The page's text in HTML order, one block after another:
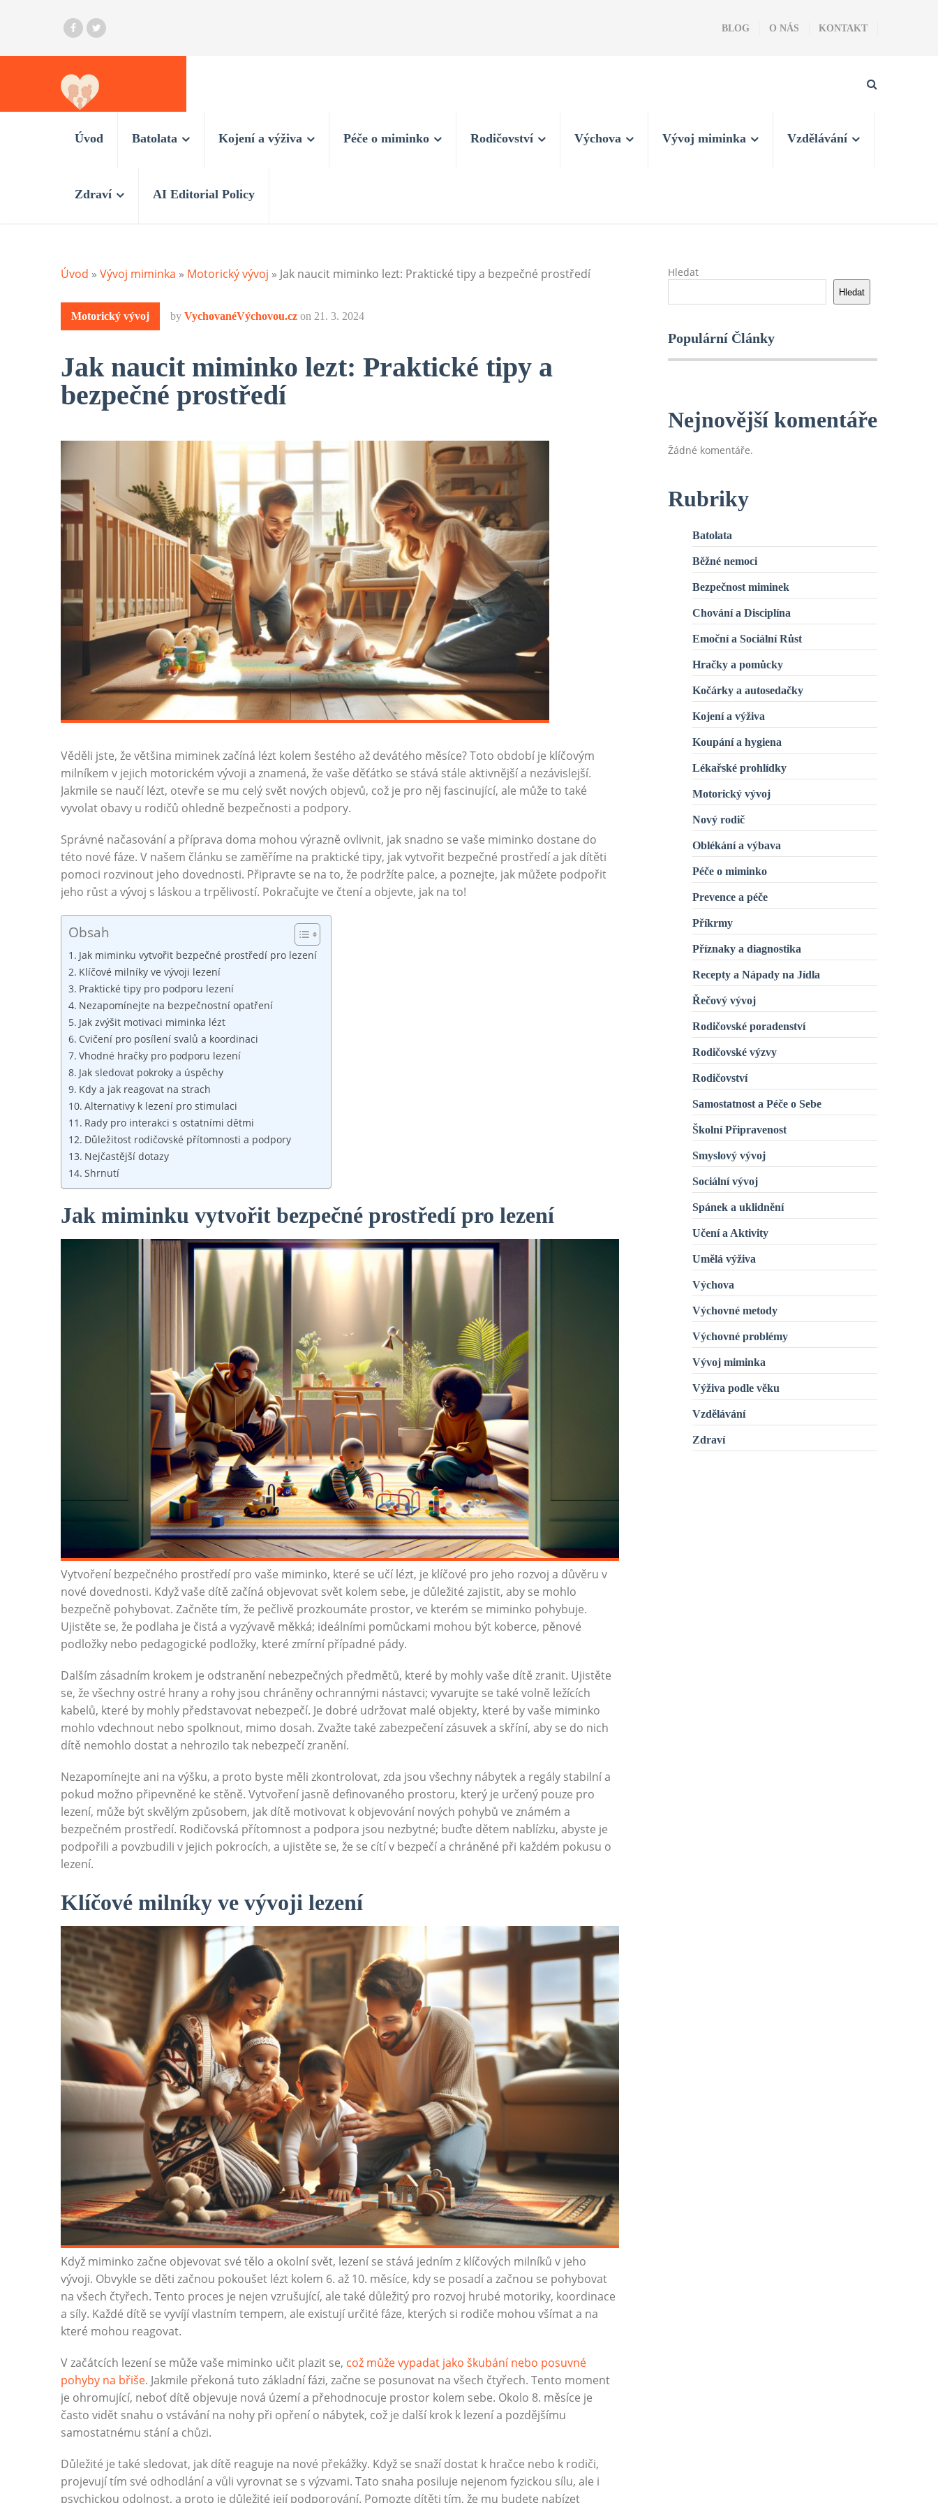
BLOG O NÁS KONTAKT
Úvod Batolata Kojení a výživa Péče o miminko Rodičovství Výchova Vývoj miminka Vzdělávání
Zdraví AI Editorial Policy
Úvod » Vývoj miminka » Motorický vývoj » Jak naucit miminko lezt: Praktické tipy a bezpečné prostředí
Motorický vývoj by VychovanéVýchovou.cz on 21. 3. 2024
Jak naucit miminko lezt: Praktické tipy a
bezpečné prostředí
Věděli jste, že většina miminek začíná lézt kolem šestého až devátého měsíce? Toto období je klíčovým
milníkem v jejich motorickém vývoji a znamená, že vaše děťátko se stává stále aktivnější a nezávislejší.
Jakmile se naučí lézt, otevře se mu celý svět nových objevů, což je pro něj fascinující, ale může to také
vyvolat obavy u rodičů ohledně bezpečnosti a podpory.
Správné načasování a příprava doma mohou výrazně ovlivnit, jak snadno se vaše miminko dostane do
této nové fáze. V našem článku se zaměříme na praktické tipy, jak vytvořit bezpečné prostředí a jak dítěti
pomoci rozvinout jeho dovednosti. Připravte se na to, že podržíte palce, a poznejte, jak můžete podpořit
jeho růst a vývoj s láskou a trpělivostí. Pokračujte ve čtení a objevte, jak na to!
Obsah
Jak miminku vytvořit bezpečné prostředí pro lezení
Klíčové milníky ve vývoji lezení
Praktické tipy pro podporu lezení
Nezapomínejte na bezpečnostní opatření
Jak zvýšit motivaci miminka lézt
Cvičení pro posílení svalů a koordinaci
Vhodné hračky pro podporu lezení
Jak sledovat pokroky a úspěchy
Kdy a jak reagovat na strach
Alternativy k lezení pro stimulaci
Rady pro interakci s ostatními dětmi
Důležitost rodičovské přítomnosti a podpory
Nejčastější dotazy
Shrnutí
Jak miminku vytvořit bezpečné prostředí pro lezení
Vytvoření bezpečného prostředí pro vaše miminko, které se učí lézt, je klíčové pro jeho rozvoj a důvěru v
nové dovednosti. Když vaše dítě začíná objevovat svět kolem sebe, je důležité zajistit, aby se mohlo
bezpečně pohybovat. Začněte tím, že pečlivě prozkoumáte prostor, ve kterém se miminko pohybuje.
Ujistěte se, že podlaha je čistá a vyzývavě měkká; ideálními pomůckami mohou být koberce, pěnové
podložky nebo pedagogické podložky, které zmírní případné pády.
Dalším zásadním krokem je odstranění nebezpečných předmětů, které by mohly vaše dítě zranit. Ujistěte
se, že všechny ostré hrany a rohy jsou chráněny ochrannými nástavci; vyvarujte se také volně ležících
kabelů, které by mohly představovat nebezpečí. Je dobré udržovat malé objekty, které by vaše miminko
mohlo vdechnout nebo spolknout, mimo dosah. Zvažte také zabezpečení zásuvek a skříní, aby se do nich
dítě nemohlo dostat a nehrozilo tak nebezpečí zranění.
Nezapomínejte ani na výšku, a proto byste měli zkontrolovat, zda jsou všechny nábytek a regály stabilní a
pokud možno připevněné ke stěně. Vytvoření jasně definovaného prostoru, který je určený pouze pro
lezení, může být skvělým způsobem, jak dítě motivovat k objevování nových pohybů ve známém a
bezpečném prostředí. Rodičovská přítomnost a podpora jsou nezbytné; buďte dětem nablízku, abyste je
podpořili a povzbudili v jejich pokrocích, a ujistěte se, že se cítí v bezpečí a chráněné při každém pokusu o
lezení.
Klíčové milníky ve vývoji lezení
Když miminko začne objevovat své tělo a okolní svět, lezení se stává jedním z klíčových milníků v jeho
vývoji. Obvykle se děti začnou pokoušet lézt kolem 6. až 10. měsíce, kdy se posadí a začnou se pohybovat
na všech čtyřech. Tento proces je nejen vzrušující, ale také důležitý pro rozvoj hrubé motoriky, koordinace
a síly. Každé dítě se vyvíjí vlastním tempem, ale existují určité fáze, kterých si rodiče mohou všímat a na
které mohou reagovat.
V začátcích lezení se může vaše miminko učit plazit se, což může vypadat jako škubání nebo posuvné
pohyby na břiše. Jakmile překoná tuto základní fázi, začne se posunovat na všech čtyřech. Tento moment
je ohromující, neboť dítě objevuje nová území a přehodnocuje prostor kolem sebe. Okolo 8. měsíce je
často vidět snahu o vstávání na nohy při opření o nábytek, což je další krok k lezení a pozdějšímu
samostatnému stání a chůzi.
Důležité je také sledovat, jak dítě reaguje na nové překážky. Když se snaží dostat k hračce nebo k rodiči,
projevují tím své odhodlání a vůli vyrovnat se s výzvami. Tato snaha posiluje nejenom fyzickou sílu, ale i
psychickou odolnost, a proto je důležité její podporování. Pomozte dítěti tím, že mu budete nabízet
Hledat
Hledat
Populární Články
Nejnovější komentáře
Žádné komentáře.
Rubriky
Batolata
Běžné nemoci
Bezpečnost miminek
Chování a Disciplína
Emoční a Sociální Růst
Hračky a pomůcky
Kočárky a autosedačky
Kojení a výživa
Koupání a hygiena
Lékařské prohlídky
Motorický vývoj
Nový rodič
Oblékání a výbava
Péče o miminko
Prevence a péče
Příkrmy
Příznaky a diagnostika
Recepty a Nápady na Jídla
Řečový vývoj
Rodičovské poradenství
Rodičovské výzvy
Rodičovství
Samostatnost a Péče o Sebe
Školní Připravenost
Smyslový vývoj
Sociální vývoj
Spánek a uklidnění
Učení a Aktivity
Umělá výživa
Výchova
Výchovné metody
Výchovné problémy
Vývoj miminka
Výživa podle věku
Vzdělávání
Zdraví